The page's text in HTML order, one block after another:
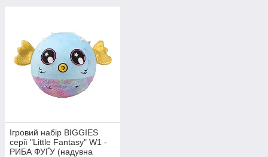
Ігровий набір BIGGIES
серії "Little Fantasy" W1 -
РИБА ФУҐУ (надувна